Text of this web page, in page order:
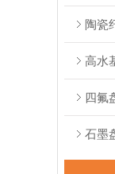
陶瓷
高水
四氟
石墨